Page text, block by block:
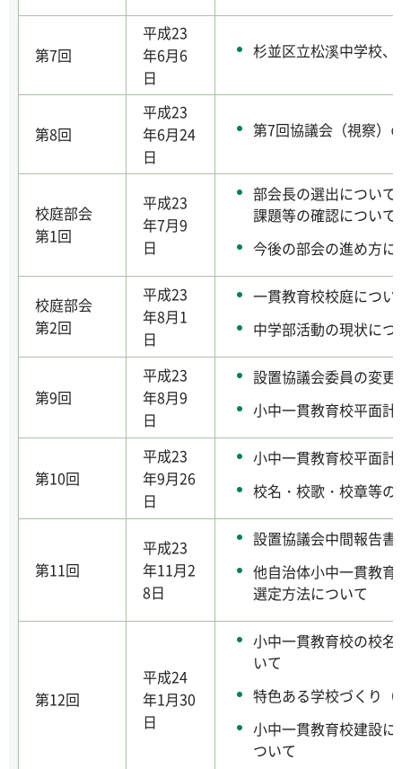
第7回
平成23
年6月6
日
杉並区立松溪中学校
第8回
平成23
年6月24
日
第7回協議会（視察）
校庭部会
第1回
平成23
年7月9
日
部会長の選出につい
課題等の確認について
今後の部会の進め方に
校庭部会
第2回
平成23
年8月1
日
一貫教育校校庭につい
中学部活動の現状につ
第9回
平成23
年8月9
日
設置協議会委員の変更
小中一貫教育校平面計
第10回
平成23
年9月26
日
小中一貫教育校平面計
校名・校歌・校章等
第11回
平成23
年11月2
8日
設置協議会中間報告
他自治体小中一貫教
選定方法について
第12回
平成24
年1月30
日
小中一貫教育校の校
いて
特色ある学校づくり
小中一貫教育校建設
ついて